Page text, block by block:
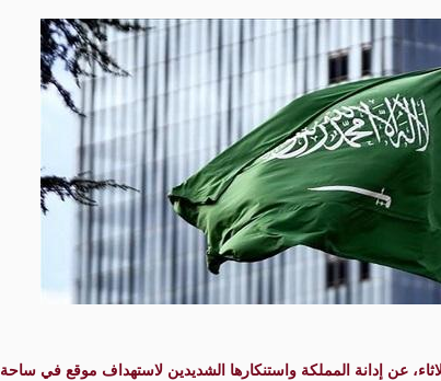
على الكونغرس..ويرغب في اتفاق مع إيران
عاصي التي أصيبت بقصف إسرائيلي
مع إيران "معقدة"
لهجمات أمريكية جديدة
عسكرية مع إسرائيل
بشحنات عسكرية قبالة سواحل أوديسا
عن إدانة المملكة واستنكارها الشديدين لاستهداف موقع في ساحة